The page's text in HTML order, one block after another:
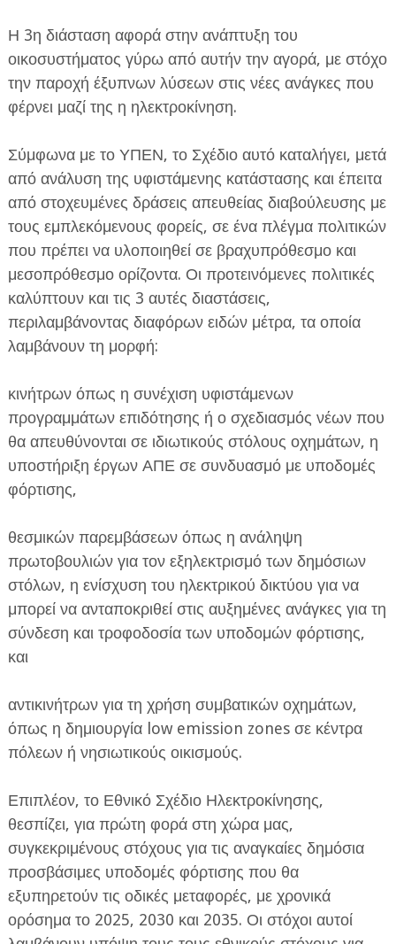
Η 3η διάσταση αφορά στην ανάπτυξη του
οικοσυστήματος γύρω από αυτήν την αγορά, με στόχο
την παροχή έξυπνων λύσεων στις νέες ανάγκες που
φέρνει μαζί της η ηλεκτροκίνηση.
Σύμφωνα με το ΥΠΕΝ, το Σχέδιο αυτό καταλήγει, μετά
από ανάλυση της υφιστάμενης κατάστασης και έπειτα
από στοχευμένες δράσεις απευθείας διαβούλευσης με
τους εμπλεκόμενους φορείς, σε ένα πλέγμα πολιτικών
που πρέπει να υλοποιηθεί σε βραχυπρόθεσμο και
μεσοπρόθεσμο ορίζοντα. Οι προτεινόμενες πολιτικές
καλύπτουν και τις 3 αυτές διαστάσεις,
περιλαμβάνοντας διαφόρων ειδών μέτρα, τα οποία
λαμβάνουν τη μορφή:
κινήτρων όπως η συνέχιση υφιστάμενων
προγραμμάτων επιδότησης ή ο σχεδιασμός νέων που
θα απευθύνονται σε ιδιωτικούς στόλους οχημάτων, η
υποστήριξη έργων ΑΠΕ σε συνδυασμό με υποδομές
φόρτισης,
θεσμικών παρεμβάσεων όπως η ανάληψη
πρωτοβουλιών για τον εξηλεκτρισμό των δημόσιων
στόλων, η ενίσχυση του ηλεκτρικού δικτύου για να
μπορεί να ανταποκριθεί στις αυξημένες ανάγκες για τη
σύνδεση και τροφοδοσία των υποδομών φόρτισης,
και
αντικινήτρων για τη χρήση συμβατικών οχημάτων,
όπως η δημιουργία low emission zones σε κέντρα
πόλεων ή νησιωτικούς οικισμούς.
Επιπλέον, το Εθνικό Σχέδιο Ηλεκτροκίνησης,
θεσπίζει, για πρώτη φορά στη χώρα μας,
συγκεκριμένους στόχους για τις αναγκαίες δημόσια
προσβάσιμες υποδομές φόρτισης που θα
εξυπηρετούν τις οδικές μεταφορές, με χρονικά
ορόσημα το 2025, 2030 και 2035. Οι στόχοι αυτοί